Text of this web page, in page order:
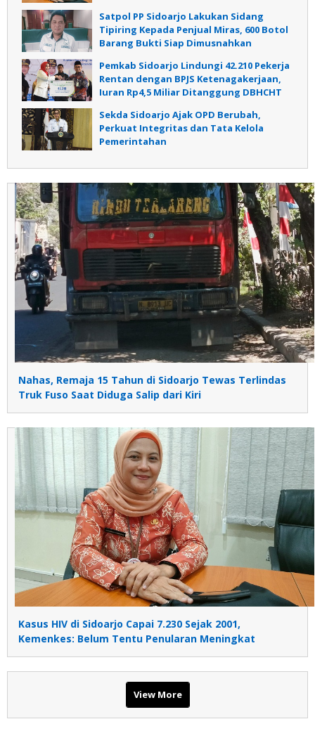
Satpol PP Sidoarjo Lakukan Sidang
Tipiring Kepada Penjual Miras, 600 Botol
Barang Bukti Siap Dimusnahkan
Pemkab Sidoarjo Lindungi 42.210 Pekerja
Rentan dengan BPJS Ketenagakerjaan,
Iuran Rp4,5 Miliar Ditanggung DBHCHT
Sekda Sidoarjo Ajak OPD Berubah,
Perkuat Integritas dan Tata Kelola
Pemerintahan
Nahas, Remaja 15 Tahun di Sidoarjo Tewas Terlindas
Truk Fuso Saat Diduga Salip dari Kiri
Kasus HIV di Sidoarjo Capai 7.230 Sejak 2001,
Kemenkes: Belum Tentu Penularan Meningkat
View More